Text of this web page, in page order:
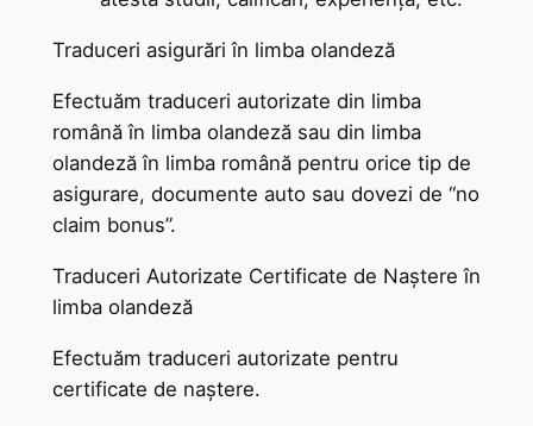
Traduceri asigurări în limba olandeză
Efectuăm traduceri autorizate din limba
română în limba olandeză sau din limba
olandeză în limba română pentru orice tip de
asigurare, documente auto sau dovezi de “no
claim bonus”.
Traduceri Autorizate Certificate de Naștere în
limba olandeză
Efectuăm traduceri autorizate pentru
certificate de naștere.